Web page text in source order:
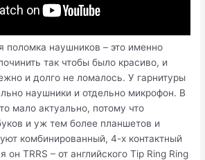
поломка наушников – это именно
так чтобы было красиво, и
и долго не ломалось. У гарнитуры
наушники и отдельно микрофон. В
мало актуально, потому что
и уж тем более планшетов и
комбинированный, 4-х контактный
он TRRS – от английского Tip Ring Ring